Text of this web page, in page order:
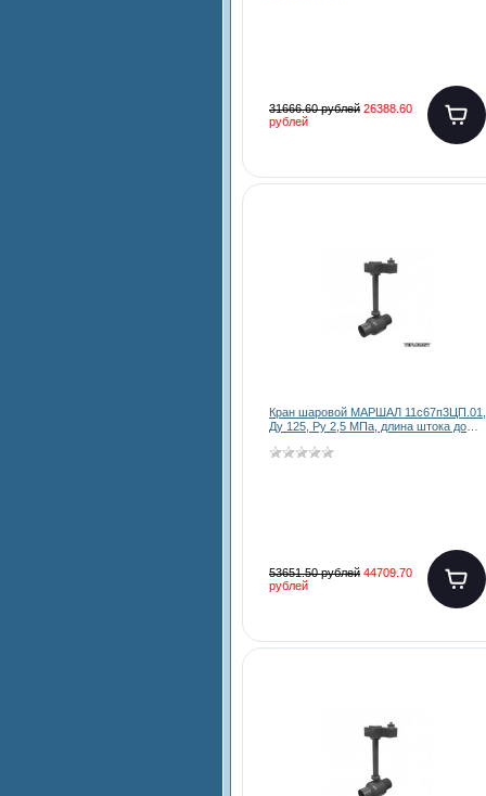
31666.60 рублей 26388.60
рублей
Кран шаровой МАРШАЛ 11с67п3ЦП.01,
Ду 125, Ру 2,5 МПа, длина штока до
53651.50 рублей 44709.70
рублей